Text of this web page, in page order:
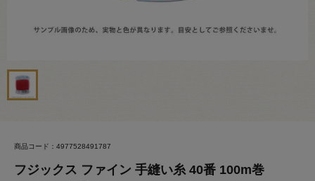
商品コード：4977528491787
フジックス ファイン 手縫い糸 40番 100m巻